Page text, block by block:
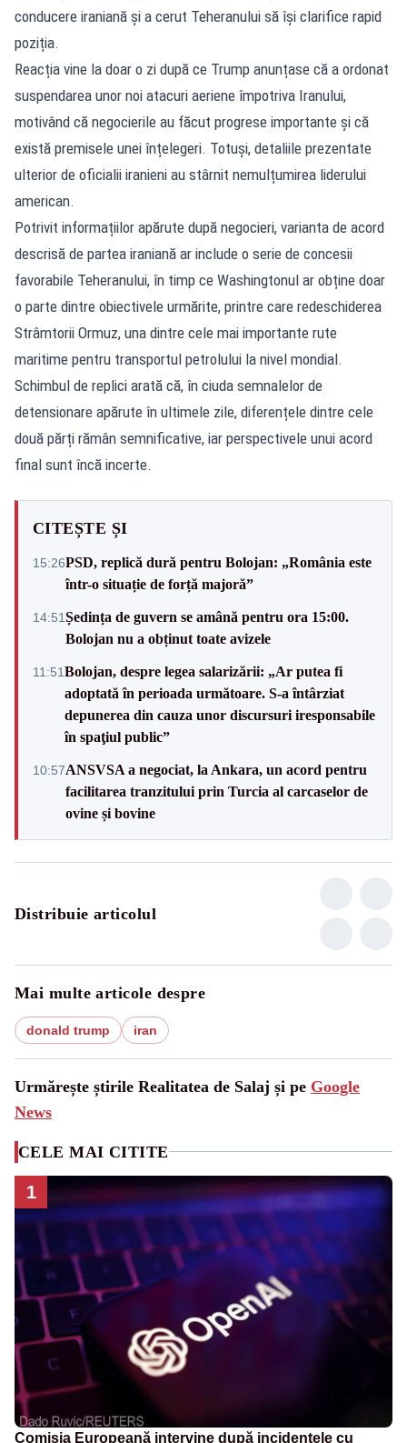
conducere iraniană și a cerut Teheranului să își clarifice rapid
poziția.
Reacția vine la doar o zi după ce Trump anunțase că a ordonat
suspendarea unor noi atacuri aeriene împotriva Iranului,
motivând că negocierile au făcut progrese importante și că
există premisele unei înțelegeri. Totuși, detaliile prezentate
ulterior de oficialii iranieni au stârnit nemulțumirea liderului
american.
Potrivit informațiilor apărute după negocieri, varianta de acord
descrisă de partea iraniană ar include o serie de concesii
favorabile Teheranului, în timp ce Washingtonul ar obține doar
o parte dintre obiectivele urmărite, printre care redeschiderea
Strâmtorii Ormuz, una dintre cele mai importante rute
maritime pentru transportul petrolului la nivel mondial.
Schimbul de replici arată că, în ciuda semnalelor de
detensionare apărute în ultimele zile, diferențele dintre cele
două părți rămân semnificative, iar perspectivele unui acord
final sunt încă incerte.
CITEȘTE ȘI
15:26PSD, replică dură pentru Bolojan: „România este
într-o situație de forță majoră”
14:51Ședința de guvern se amână pentru ora 15:00.
Bolojan nu a obținut toate avizele
11:51Bolojan, despre legea salarizării: „Ar putea fi
adoptată în perioada următoare. S-a întârziat
depunerea din cauza unor discursuri iresponsabile
în spaţiul public”
10:57ANSVSA a negociat, la Ankara, un acord pentru
facilitarea tranzitului prin Turcia al carcaselor de
ovine și bovine
Distribuie articolul
Mai multe articole despre
donald trump iran
Urmărește știrile Realitatea de Salaj și pe Google
News
CELE MAI CITITE
1
Comisia Europeană intervine după incidentele cu